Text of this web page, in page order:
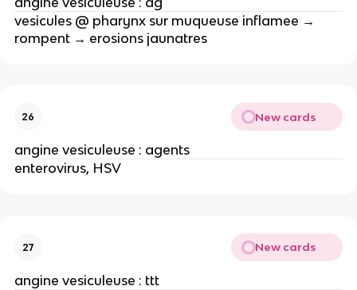
vesicules @ pharynx sur muqueuse inflamee →
rompent → erosions jaunatres
26 New cards
angine vesiculeuse : agents
enterovirus, HSV
27 New cards
angine vesiculeuse : ttt